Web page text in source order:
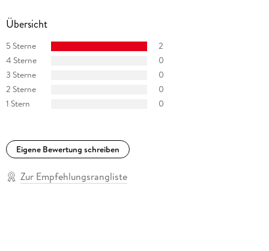
Übersicht
5 Sterne
2
4 Sterne
0
3 Sterne
0
2 Sterne
0
1 Stern
0
Eigene Bewertung schreiben
Zur Empfehlungsrangliste